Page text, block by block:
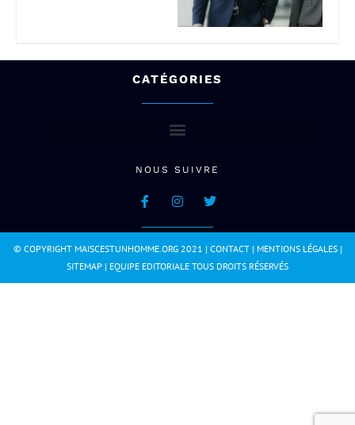
CATÉGORIES
NOUS SUIVRE
© COPYRIGHT MAISCESTUNHOMME.ORG 2021 | CONTACT| MENTIONS LÉGALES|
SITEMAP | EQUIPE EDITORIALE TOUS DROITS RÉSERVÉS